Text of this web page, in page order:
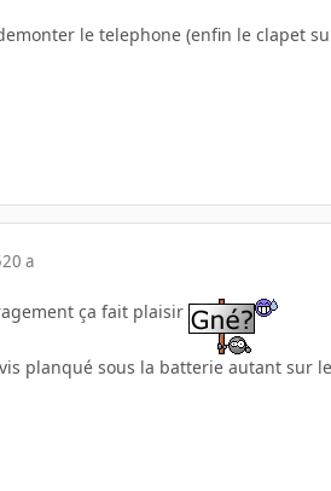
le telephone (enfin le clapet
20 a
ça fait plaisir
planqué sous la batterie autant sur